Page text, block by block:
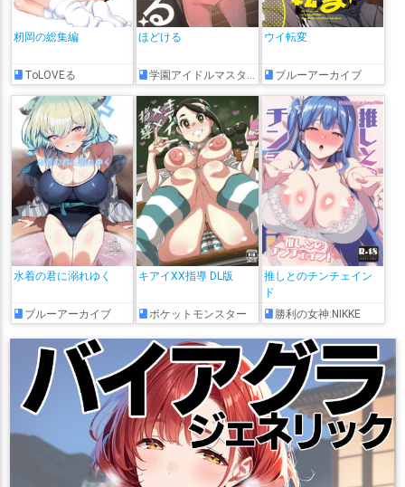
籾岡の総集編
ToLOVEる
ほどける
学園アイドルマスター
ウイ転変
ブルーアーカイブ
水着の君に溺れゆく
ブルーアーカイブ
キアイXX指導 DL版
ポケットモンスター
推しとのチンチェイン
ド
勝利の女神:NIKKE